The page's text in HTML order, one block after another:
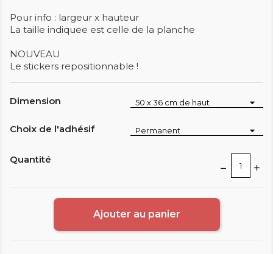
Pour info : largeur x hauteur
La taille indiquee est celle de la planche
NOUVEAU
Le stickers repositionnable !
Dimension
Choix de l'adhésif
Quantité
Ajouter au panier